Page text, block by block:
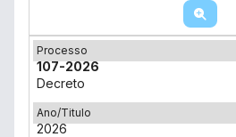
Processo
107-2026
Decreto
Ano/Titulo
2026